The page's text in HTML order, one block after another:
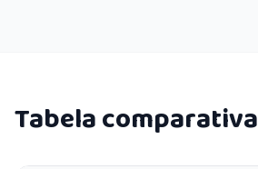
Tabela comparativa